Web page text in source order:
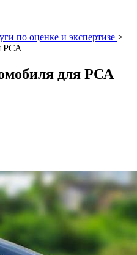
по оценке и экспертизе >
РСА
для РСА